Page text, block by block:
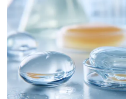
заболеваниям
обещает рассказать
как он работает и в
действительно